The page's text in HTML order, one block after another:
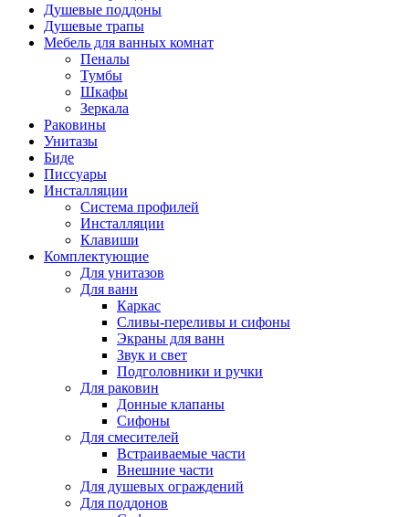
Душевые поддоны
Душевые трапы
Мебель для ванных комнат
Пеналы
Тумбы
Шкафы
Зеркала
Раковины
Унитазы
Биде
Писсуары
Инсталляции
Система профилей
Инсталляции
Клавиши
Комплектующие
Для унитазов
Для ванн
Каркас
Сливы-переливы и сифоны
Экраны для ванн
Звук и свет
Подголовники и ручки
Для раковин
Донные клапаны
Сифоны
Для смесителей
Встраиваемые части
Внешние части
Для душевых ограждений
Для поддонов